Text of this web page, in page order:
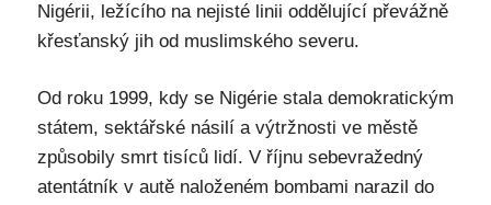
Nigérii, ležícího na nejisté linii oddělující převážně
křesťanský jih od muslimského severu.
Od roku 1999, kdy se Nigérie stala demokratickým
státem, sektářské násilí a výtržnosti ve městě
způsobily smrt tisíců lidí. V říjnu sebevražedný
atentátník v autě naloženém bombami narazil do